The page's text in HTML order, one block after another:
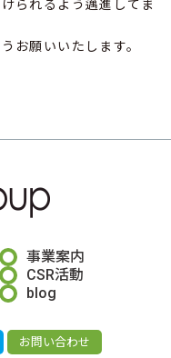
られるよう邁進してま
お願いいたします。
事業案内
CSR活動
blog
お問い合わせ